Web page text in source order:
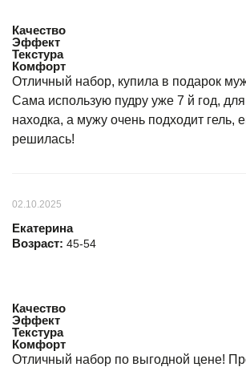
Качество
Эффект
Текстура
Комфорт
Отличный набор, купила в подарок
Сама использую пудру уже 7 й год,
находка, а мужу очень подходит гель,
решилась!
02.10.2025
Екатерина
Возраст: 45-54
Качество
Эффект
Текстура
Комфорт
Отличный набор по выгодной цене!